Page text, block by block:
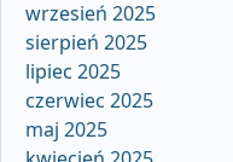
wrzesień 2025
sierpień 2025
lipiec 2025
czerwiec 2025
maj 2025